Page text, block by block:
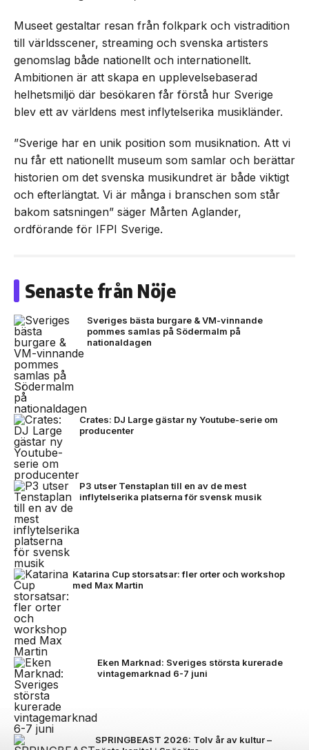
Museet gestaltar resan från folkpark och vistradition
till världsscener, streaming och svenska artisters
genomslag både nationellt och internationellt.
Ambitionen är att skapa en upplevelsebaserad
helhetsmiljö där besökaren får förstå hur Sverige
blev ett av världens mest inflytelserika musikländer.
”Sverige har en unik position som musiknation. Att vi
nu får ett nationellt museum som samlar och berättar
historien om det svenska musikundret är både viktigt
och efterlängtat. Vi är många i branschen som står
bakom satsningen” säger Mårten Aglander,
ordförande för IFPI Sverige.
Senaste från Nöje
Sveriges bästa burgare & VM-vinnande
pommes samlas på Södermalm på
nationaldagen
Crates: DJ Large gästar ny Youtube-serie om
producenter
P3 utser Tenstaplan till en av de mest
inflytelserika platserna för svensk musik
Katarina Cup storsatsar: fler orter och workshop
med Max Martin
Eken Marknad: Sveriges största kurerade
vintagemarknad 6-7 juni
SPRINGBEAST 2026: Tolv år av kultur –